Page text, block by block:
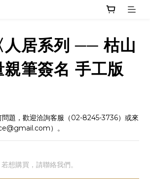
人居系列 ── 枯山
筆簽名 手工版
問題，歡迎洽詢客服（02-8245-3736）或來
）。
若想購買，請聯絡我們。